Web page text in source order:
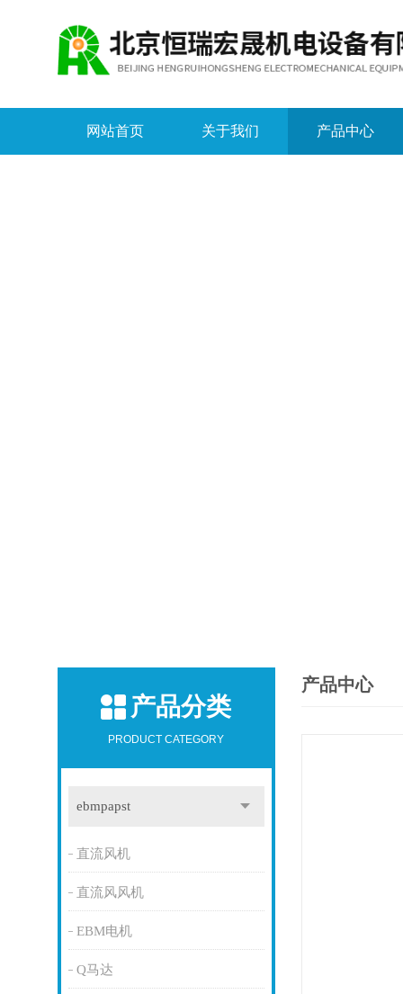
网站首页 关于我们 产品中心
产品分类
PRODUCT CATEGORY
ebmpapst
直流风机
直流风风机
EBM电机
Q马达
产品中心